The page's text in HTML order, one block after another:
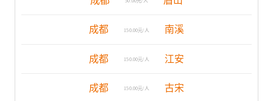
成都 150.00元/人 南溪
成都 150.00元/人 江安
成都 150.00元/人 古宋